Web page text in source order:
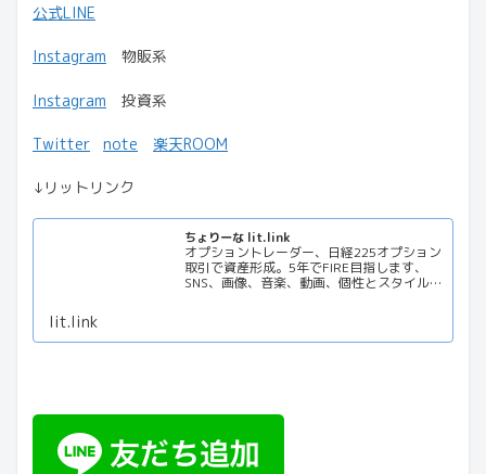
公式LINE
Instagram 物販系
Instagram 投資系
Twitter note 楽天ROOM
↓リットリンク
ちょりーな lit.link
オプショントレーダー、日経225オプション
取引で資産形成。5年でFIRE目指します、
SNS、画像、音楽、動画、個性とスタイルを
lit.link